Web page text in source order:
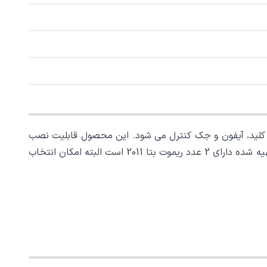
بتا، شستی، کلید، آیفون و جک کنترل می شود. این محصول قابلیت نصب
بر روی درب نفرو و درب پارکینگ را دارد و بسیار مستحکم و غیر قابل نفوذ می باشد. رسیور قفل برقی هاپینگ بتا که برای این قفل تهیه شده دارای 2 عدد ریموت بتا 2011 است البته امکان انتخاب